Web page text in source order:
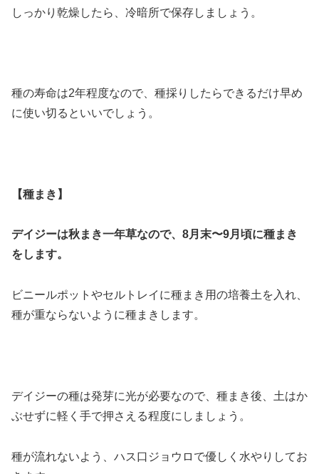
しっかり乾燥したら、冷暗所で保存しましょう。
種の寿命は2年程度なので、種採りしたらできるだけ早め
に使い切るといいでしょう。
【種まき】
デイジーは秋まき一年草なので、8月末〜9月頃に種まき
をします。
ビニールポットやセルトレイに種まき用の培養土を入れ、
種が重ならないように種まきします。
デイジーの種は発芽に光が必要なので、種まき後、土はか
ぶせずに軽く手で押さえる程度にしましょう。
種が流れないよう、ハス口ジョウロで優しく水やりしてお